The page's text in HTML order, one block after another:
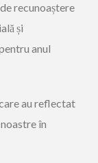
recunoaștere
și
anul
au reflectat
în